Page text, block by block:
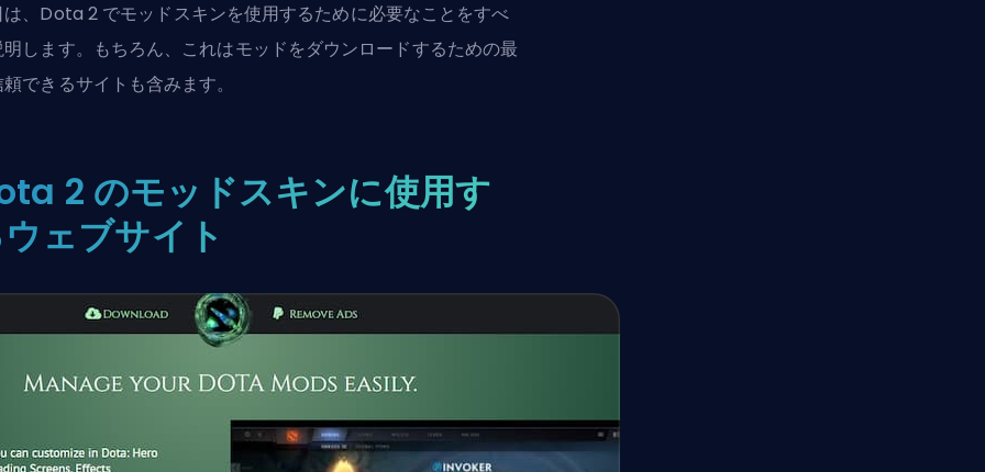
は、Dota 2 でモッドスキンを使用するために必要なことをすべ
します。もちろん、これはモッドをダウンロードするための最
できるサイトも含みます。
2 のモッドスキンに使用す
ェブサイト